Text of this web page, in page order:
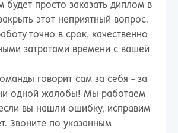
просто заказать диплом в
этот неприятный вопрос.
точно в срок, качественно
затратами времени с вашей
говорит сам за себя - за
одной жалобы! Мы работаем
вы нашли ошибку, исправим
Звоните по указанным